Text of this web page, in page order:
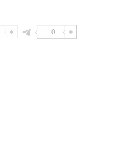
0